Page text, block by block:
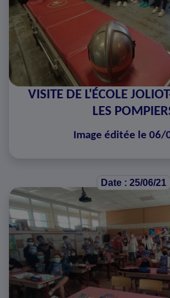
VISITE DE L'ÉCOLE
LES
Image éditée le 06/
Date : 25/06/21